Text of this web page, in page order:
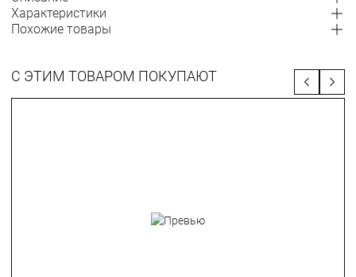
Характеристики
Похожие товары
С ЭТИМ ТОВАРОМ ПОКУПАЮТ